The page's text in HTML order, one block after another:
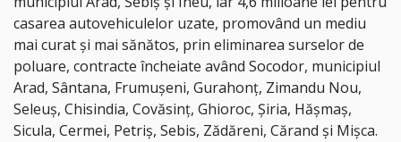
casarea autovehiculelor uzate, promovând un mediu
mai curat și mai sănătos, prin eliminarea surselor de
poluare, contracte încheiate având Socodor, municipiul
Arad, Sântana, Frumuşeni, Gurahonţ, Zimandu Nou,
Seleuş, Chisindia, Covăsinţ, Ghioroc, Şiria, Hăşmaş,
Sicula, Cermei, Petriş, Sebis, Zădăreni, Cărand și Mişca.